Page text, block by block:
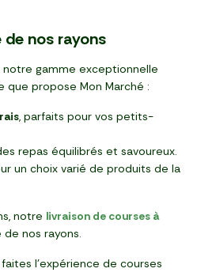
nos rayons
gamme exceptionnelle
propose Mon Marché :
, parfaits pour vos petits-
repas équilibrés et savoureux.
un choix varié de produits de la
notre livraison de courses à
de nos rayons.
l’expérience de courses